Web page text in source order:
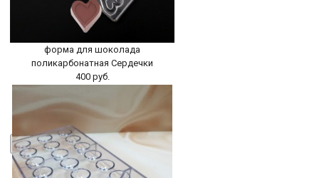
форма для шоколада
поликарбонатная Сердечки
400 руб.
БЫСТРЫЙ ПРОСМОТР
- + В КОРЗИНУ